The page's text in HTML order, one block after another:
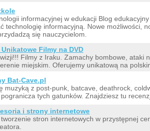
informacyjnej w edukacji Blog
technologię informacyjną. Nowe możliwości,
się nauczycielom.
Filmy na DVD
Filmy z Iraku. Zamachy bombowe, ataki
miejskim. Oferujemy unikatową na
Bat-Cave.pl
muzyką z post-punk, batcave, deathrock,
tych gatunków. Znajdziesz tu
i strony internetowe
stron internetowych w przystępnej